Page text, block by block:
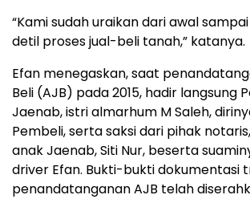
“Kami sudah uraikan dari awal
detil proses jual-beli tanah,” katanya.
Efan menegaskan, saat
Beli (AJB) pada 2015, hadir langsung
Jaenab, istri almarhum M Saleh,
Pembeli, serta saksi dari pihak
anak Jaenab, Siti Nur, beserta
driver Efan. Bukti-bukti dokumentasi
penandatanganan AJB telah